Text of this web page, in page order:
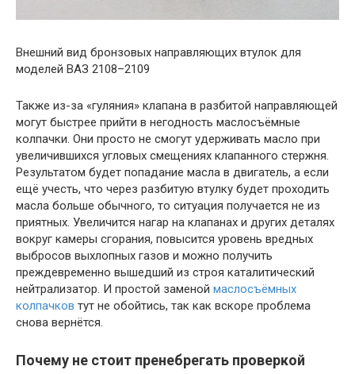
Внешний вид бронзовых направляющих втулок для
моделей ВАЗ 2108–2109
Также из-за «гуляния» клапана в разбитой направляющей
могут быстрее прийти в негодность маслосъёмные
колпачки. Они просто не смогут удерживать масло при
увеличившихся угловых смещениях клапанного стержня.
Результатом будет попадание масла в двигатель, а если
ещё учесть, что через разбитую втулку будет проходить
масла больше обычного, то ситуация получается не из
приятных. Увеличится нагар на клапанах и других деталях
вокруг камеры сгорания, повысится уровень вредных
выбросов выхлопных газов и можно получить
преждевременно вышедший из строя каталитический
нейтрализатор. И простой заменой маслосъёмных
колпачков тут не обойтись, так как вскоре проблема
снова вернётся.
Почему не стоит пренебрегать проверкой